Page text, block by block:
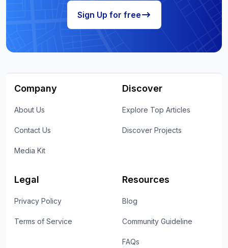
Sign Up for free
Company
About Us
Contact Us
Media Kit
Discover
Explore Top Articles
Discover Projects
Legal
Privacy Policy
Terms of Service
Resources
Blog
Community Guideline
FAQs